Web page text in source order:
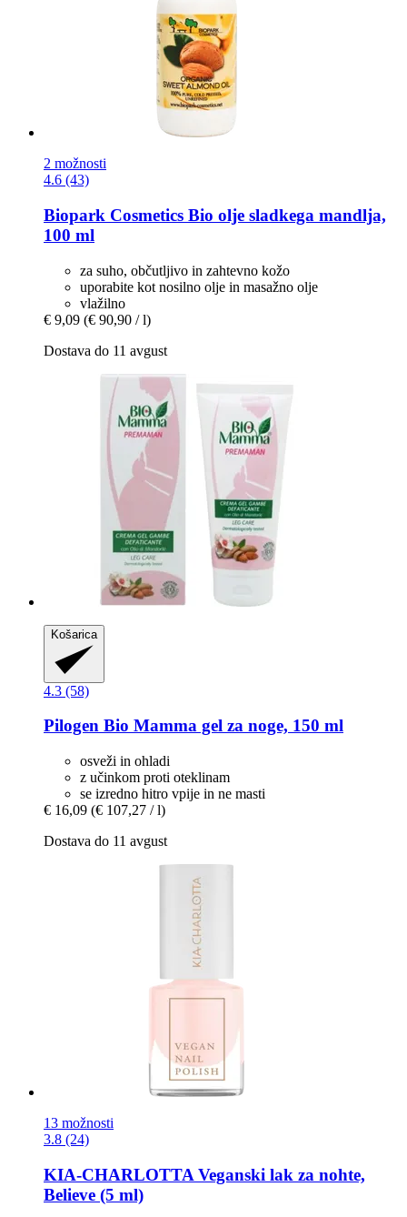
2 možnosti
4.6 (43)
Biopark Cosmetics Bio olje sladkega mandlja,
100 ml
za suho, občutljivo in zahtevno kožo
uporabite kot nosilno olje in masažno olje
vlažilno
€ 9,09 (€ 90,90 / l)
Dostava do 11 avgust
Košarica
4.3 (58)
Pilogen Bio Mamma gel za noge, 150 ml
osveži in ohladi
z učinkom proti oteklinam
se izredno hitro vpije in ne masti
€ 16,09 (€ 107,27 / l)
Dostava do 11 avgust
13 možnosti
3.8 (24)
KIA-CHARLOTTA Veganski lak za nohte,
Believe (5 ml)